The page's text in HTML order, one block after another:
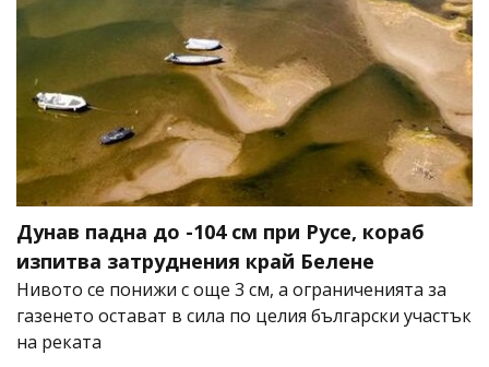
Дунав падна до -104 см при Русе, кораб
изпитва затруднения край Белене
Нивото се понижи с още 3 см, а ограниченията за
газенето остават в сила по целия български участък
на реката